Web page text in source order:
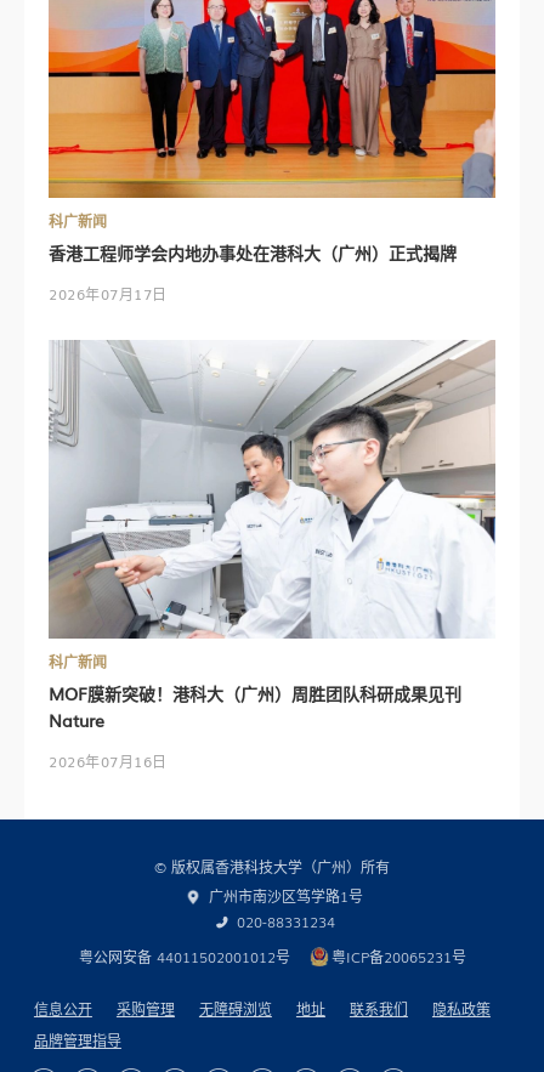
科广新闻
香港工程师学会内地办事处在港科大（广州）正式揭牌
2026年07月17日
科广新闻
MOF膜新突破！港科大（广州）周胜团队科研成果见刊
Nature
2026年07月16日
© 版权属香港科技大学（广州）所有
广州市南沙区笃学路1号
020-88331234
粤公网安备 44011502001012号
粤ICP备20065231号
信息公开 采购管理 无障碍浏览 地址 联系我们
隐私政策
品牌管理指导